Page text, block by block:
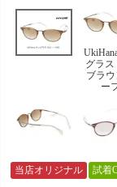
グラス
ブラ
ー
当店オリジナル 試着